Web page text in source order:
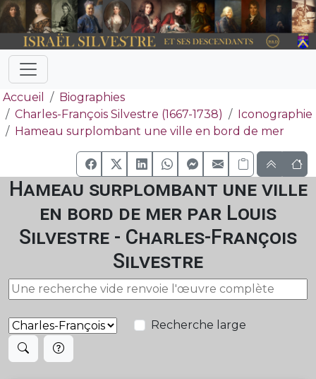
Accueil
Biographies
Charles-François Silvestre (1667-1738)
Iconographie
Hameau surplombant une ville en bord de mer
Hameau surplombant une ville
en bord de mer par Louis
Silvestre - Charles-François
Silvestre
Recherche large